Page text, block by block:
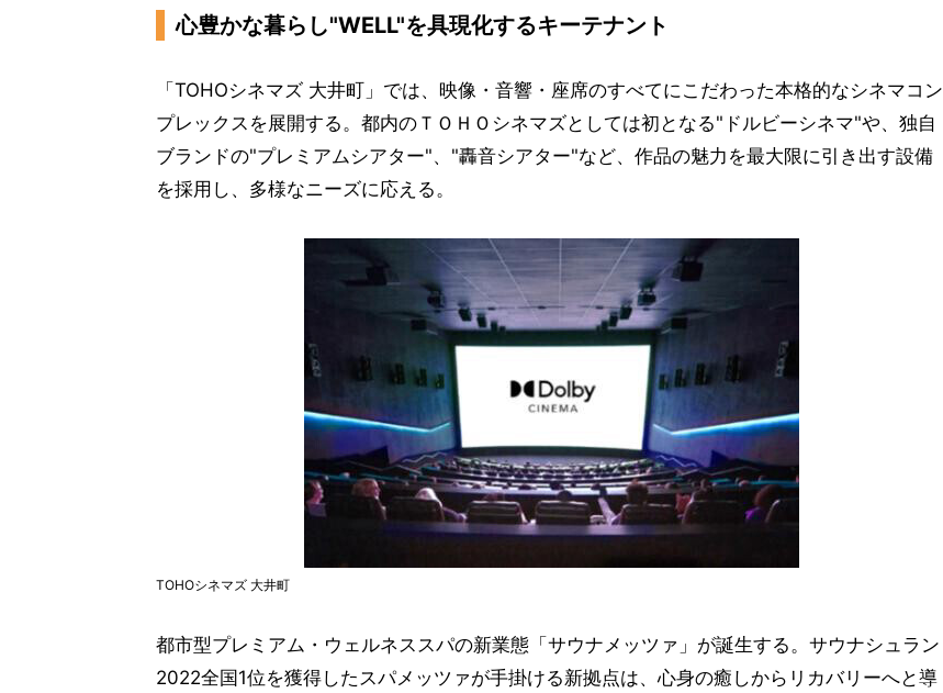
心豊かな暮らし"WELL"を具現化するキーテナント
「TOHOシネマズ 大井町」では、映像・音響・座席のすべてにこだわった本格的なシネマコン
プレックスを展開する。都内のＴＯＨＯシネマズとしては初となる"ドルビーシネマ"や、独自
ブランドの"プレミアムシアター"、"轟音シアター"など、作品の魅力を最大限に引き出す設備
を採用し、多様なニーズに応える。
TOHOシネマズ 大井町
都市型プレミアム・ウェルネススパの新業態「サウナメッツァ」が誕生する。サウナシュラン
2022全国1位を獲得したスパメッツァが手掛ける新拠点は、心身の癒しからリカバリーへと導